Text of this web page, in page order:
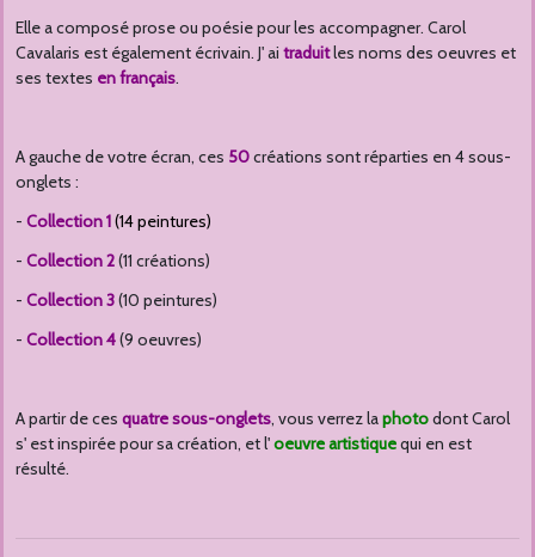
Elle a composé prose ou poésie pour les accompagner. Carol
Cavalaris est également écrivain. J' ai traduitles noms des oeuvres et
ses textes en français.
A gauche de votre écran, ces 50créations sont réparties en 4 sous-
onglets :
- Collection 1(14 peintures)
- Collection 2(11 créations)
- Collection 3(10 peintures)
- Collection 4(9 oeuvres)
A partir de ces quatre sous-onglets, vous verrez laphotodont Carol
s' est inspirée pour sa création, et l'oeuvre artistiquequi en est
résulté.